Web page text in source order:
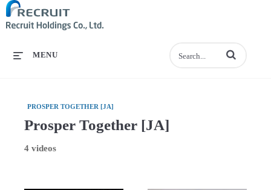
MENU Enter terms to
PROSPER TOGETHER [JA]
Prosper Together [JA]
4 videos